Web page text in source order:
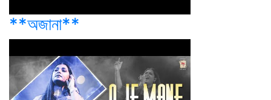
**অজানা**